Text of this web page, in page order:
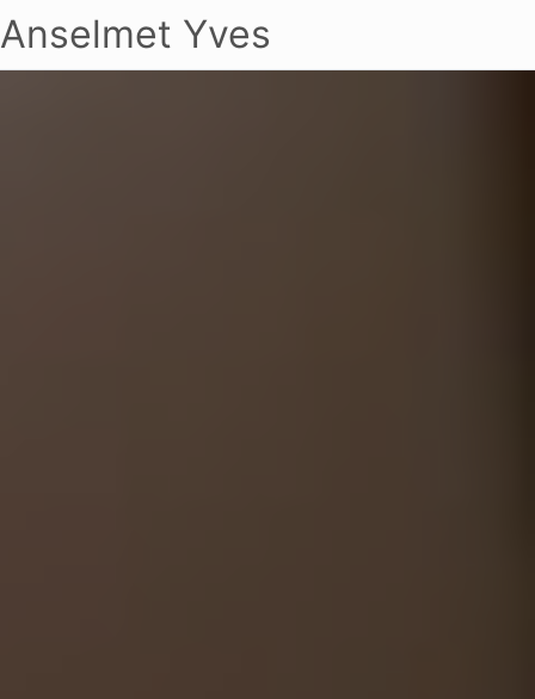
Anselmet Yves